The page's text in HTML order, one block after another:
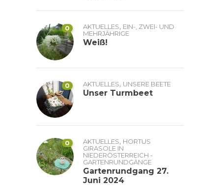
0 AKTUELLES, EIN-, ZWEI- UND
MEHRJÄHRIGE
Weiß!
0 AKTUELLES, UNSERE BEETE
Unser Turmbeet
0 AKTUELLES, HORTUS
GIRASOLE IN
NIEDERÖSTERREICH -
GARTENRUNDGÄNGE
Gartenrundgang 27.
Juni 2024